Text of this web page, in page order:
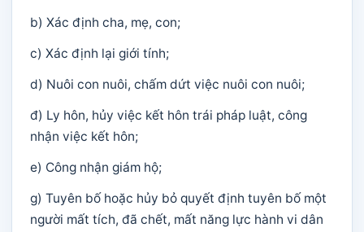
b) Xác định cha, mẹ, con;
c) Xác định lại giới tính;
d) Nuôi con nuôi, chấm dứt việc nuôi con nuôi;
đ) Ly hôn, hủy việc kết hôn trái pháp luật, công
nhận việc kết hôn;
e) Công nhận giám hộ;
g) Tuyên bố hoặc hủy bỏ quyết định tuyên bố một
người mất tích, đã chết, mất năng lực hành vi dân